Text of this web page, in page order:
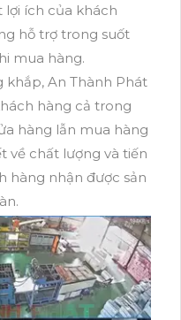
ích của khách
hỗ trợ trong suốt
mua hàng.
khắp, An Thành Phát
hàng cả trong
hàng lẫn mua hàng
về chất lượng và tiến
hàng nhận được sản